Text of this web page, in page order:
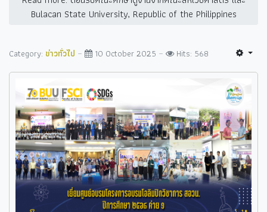
Bulacan State University, Republic of the Philippines
Category: ข่าวทั่วไป 10 October 2025 Hits: 568